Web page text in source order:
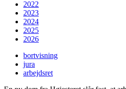
2022
2023
2024
2025
2026
bortvisning
jura
arbejdsret